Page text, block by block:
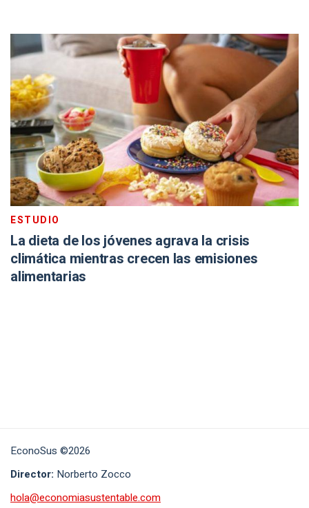
ESTUDIO
La dieta de los jóvenes agrava la crisis
climática mientras crecen las emisiones
alimentarias
EconoSus ©2026
Director: Norberto Zocco
hola@economiasustentable.com